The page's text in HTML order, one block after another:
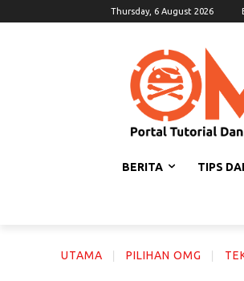
Thursday, 6 August 2026
BERITA TIPS
UTAMA PILIHAN OMG